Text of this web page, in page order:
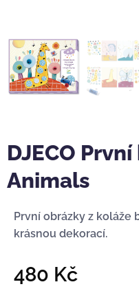
DJECO
Animals
První obrázky z koláže
krásnou dekorací.
480 Kč